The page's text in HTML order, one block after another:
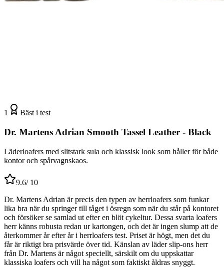
1 Bäst i test
Dr. Martens Adrian Smooth Tassel Leather - Black
Läderloafers med slitstark sula och klassisk look som håller för både
kontor och spårvagnskaos.
9.6/ 10
Dr. Martens Adrian är precis den typen av herrloafers som funkar
lika bra när du springer till tåget i ösregn som när du står på kontoret
och försöker se samlad ut efter en blöt cykeltur. Dessa svarta loafers
herr känns robusta redan ur kartongen, och det är ingen slump att de
återkommer år efter år i herrloafers test. Priset är högt, men det du
får är riktigt bra prisvärde över tid. Känslan av läder slip-ons herr
från Dr. Martens är något speciellt, särskilt om du uppskattar
klassiska loafers och vill ha något som faktiskt åldras snyggt.